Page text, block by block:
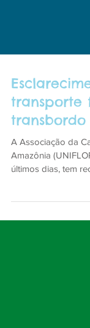
transporte
A Associação da
Amazônia